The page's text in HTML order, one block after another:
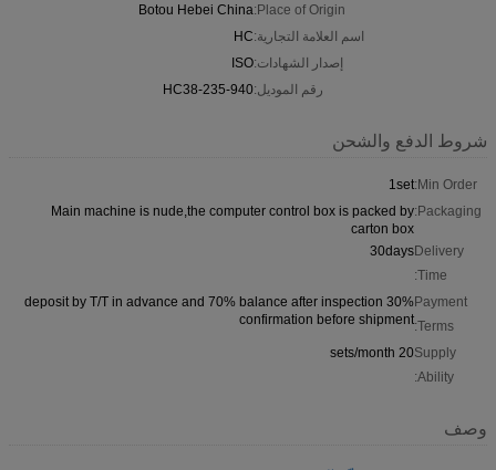
Place of Origin:
Botou Hebei China
اسم العلامة التجارية:HC
إصدار الشهادات:ISO
رقم الموديل:HC38-235-940
شروط الدفع والشحن
Min Order:
1set
Packaging:
Main machine is nude,the computer control box is packed by
carton box
Delivery
Time:
30days
Payment
Terms:
30% deposit by T/T in advance and 70% balance after inspection
confirmation before shipment
Supply
Ability:
20 sets/month
وصف